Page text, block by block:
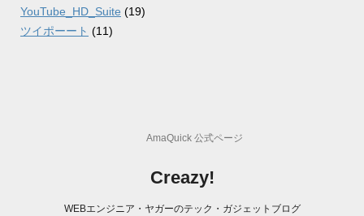
YouTube_HD_Suite (19)
ツイポーート (11)
AmaQuick 公式ページ
Creazy!
WEBエンジニア・ヤガーのテック・ガジェットブログ